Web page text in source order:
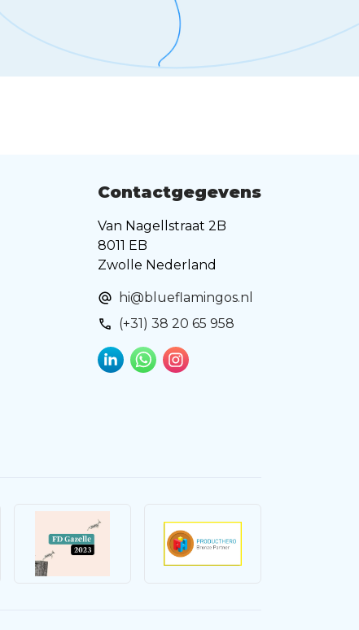
Contactgegevens
Van Nagellstraat 2B
8011 EB
Zwolle Nederland
hi@blueflamingos.nl
(+31) 38 20 65 958